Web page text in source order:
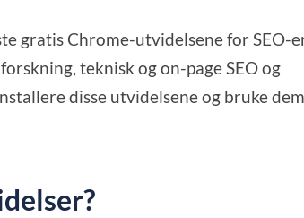
gratis Chrome-utvidelsene for SEO-
teknisk og on-page SEO og
disse utvidelsene og bruke